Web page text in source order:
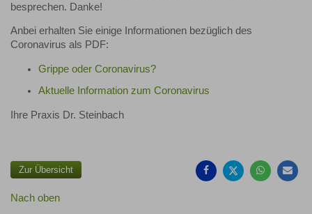
besprechen. Danke!
Anbei erhalten Sie einige Informationen bezüglich des
Coronavirus als PDF:
Grippe oder Coronavirus?
Aktuelle Information zum Coronavirus
Ihre Praxis Dr. Steinbach
Zur Übersicht
teilen
teilen
teilen
Nach oben